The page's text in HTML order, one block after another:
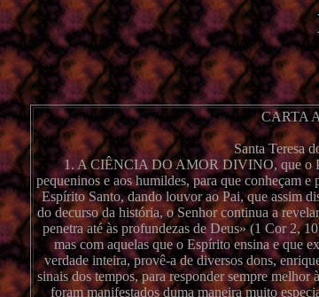
CARTA
Santa Teresa
1. A CIÊNCIA DO AMOR DIVINO, que o
pequeninos e aos humildes, para que conheçam
Espírito Santo, dando louvor ao Pai, que assim
do decurso da história, o Senhor continua a
penetra até às profundezas de Deus» (1 Cor 2,
mas com aquelas que o Espírito ensina e que
verdade inteira, provê-a de diversos dons,
sinais dos tempos, para responder sempre
foram manifestados duma maneira muito